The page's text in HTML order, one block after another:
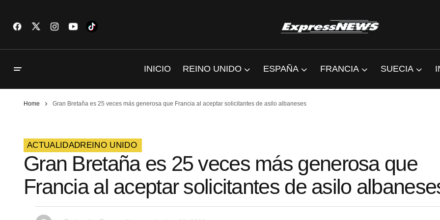
INICIO REINO UNIDO ESPAÑA FRANCIA SUECIA
Home Gran Bretaña es 25 veces más generosa que Francia al aceptar solicitantes de asilo albaneses
ACTUALIDADREINO UNIDO
Gran Bretaña es 25 veces más generosa que
Francia al aceptar solicitantes de asilo